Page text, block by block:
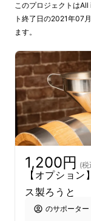
息を飲むほ
このプロジェクトは
ト終了日の2021年07
ます。
1,200円 (税
【オプショ
ス製ろうと
のサポーター